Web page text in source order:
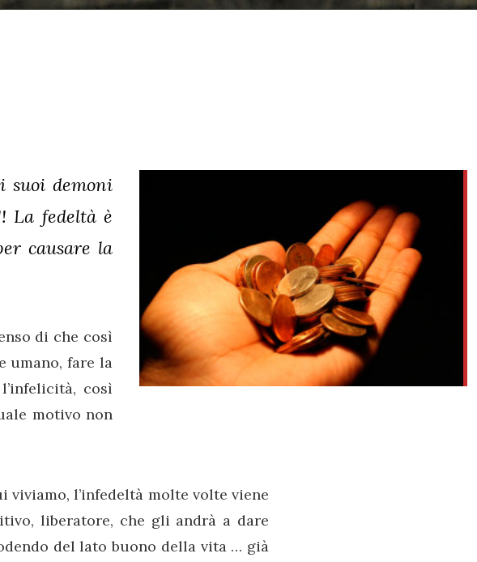
suoi demoni
La fedeltà è
causare la
di che così
umano, fare la
così
motivo non
l’infedeltà molte volte viene
liberatore, che gli andrà a dare
del lato buono della vita … già